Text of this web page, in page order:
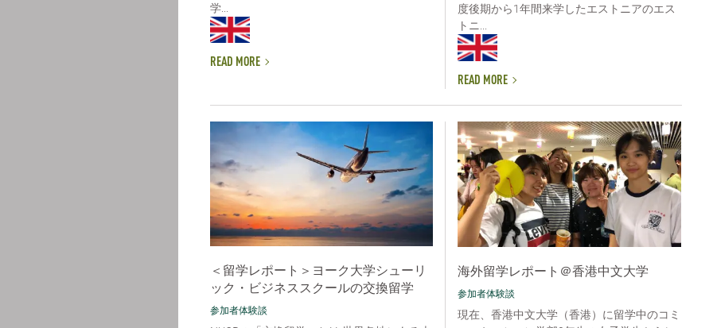
学...
READ MORE
度後期から1年間来学したエストニアのエス
トニ...
READ MORE
＜留学レポート＞ヨーク大学シューリ
ック・ビジネススクールの交換留学
参加者体験談
海外留学レポート＠香港中文大学
参加者体験談
現在、香港中文大学（香港）に留学中のコミ